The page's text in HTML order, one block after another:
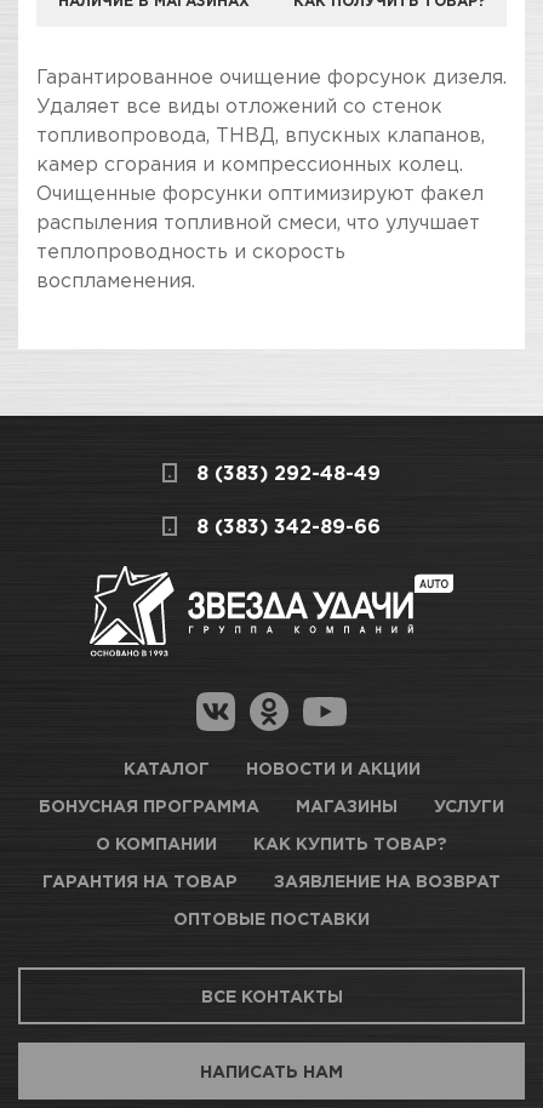
Гарантированное очищение форсунок дизеля.
Удаляет все виды отложений со стенок
топливопровода, ТНВД, впускных клапанов,
камер сгорания и компрессионных колец.
Очищенные форсунки оптимизируют факел
распыления топливной смеси, что улучшает
теплопроводность и скорость
воспламенения.
СКЛАДСКОЙ КОМПЛЕКС
Много
Новосибирск, Петухова, 27/3
КАРТА ПРОЕЗДА И КОНТАКТЫ
Новосибирск, Богдана Хмельницкого, 1/1
получение товара максимально комфортными,
поэтому подготовили для Вас самую
Как купить товар?
Гарантия на товар
Магазины для получения товара
Оптовые поставки
8 (383) 292-48-49
8 (383) 342-89-66
КАТАЛОГ НОВОСТИ И АКЦИИ
БОНУСНАЯ ПРОГРАММА МАГАЗИНЫ УСЛУГИ
О КОМПАНИИ КАК КУПИТЬ ТОВАР?
ГАРАНТИЯ НА ТОВАР ЗАЯВЛЕНИЕ НА ВОЗВРАТ
ОПТОВЫЕ ПОСТАВКИ
ВСЕ КОНТАКТЫ
НАПИСАТЬ НАМ